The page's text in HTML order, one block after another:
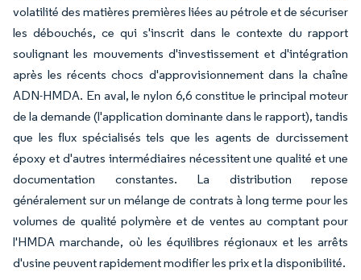
volatilité des matières premières liées au pétrole et de sécuriser
les débouchés, ce qui s'inscrit dans le contexte du rapport
soulignant les mouvements d'investissement et d'intégration
après les récents chocs d'approvisionnement dans la chaîne
ADN-HMDA. En aval, le nylon 6,6 constitue le principal moteur
de la demande (l'application dominante dans le rapport), tandis
que les flux spécialisés tels que les agents de durcissement
époxy et d'autres intermédiaires nécessitent une qualité et une
documentation constantes. La distribution repose
généralement sur un mélange de contrats à long terme pour les
volumes de qualité polymère et de ventes au comptant pour
l'HMDA marchande, où les équilibres régionaux et les arrêts
d'usine peuvent rapidement modifier les prix et la disponibilité.